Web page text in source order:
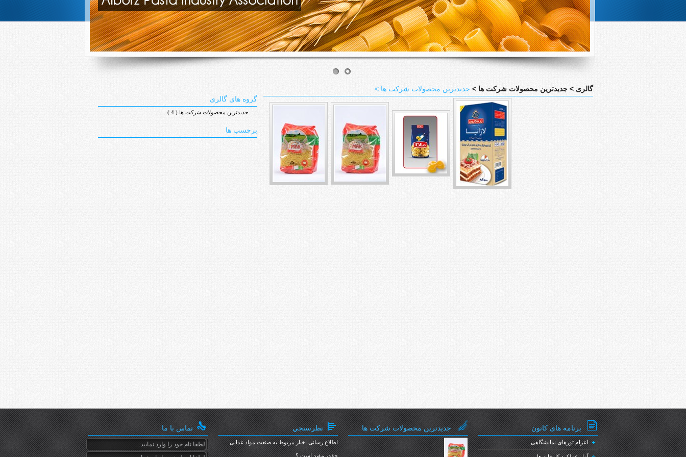
گالری > جدیدترین محصولات شرکت ها > جدیدترین محصولات شرکت ها >
گروه های گالری
جدیدترین محصولات شرکت ها ( 4 )
برچسب ها
برنامه های کانون
اعزام تورهای نمایشگاهی
جدیدترین محصولات شرکت ها
ماکارونی مک
نظرسنجي
اطلاع رسانی اخبار مربوط به صنعت مواد غذایی
چقدر مفید است ؟
تماس با ما